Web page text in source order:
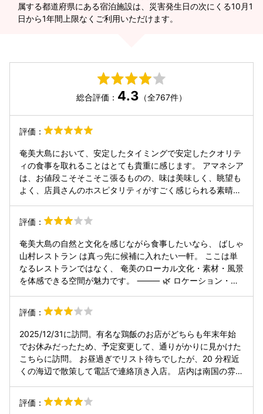
属する都道府県にある宿泊施設は、災害発生日の次にくる10月1
日から1年間上限なくご利用いただけます。
総合評価： 4.3 （全767件）
評価：
奄美大島において、安定したタイミングで安定したクオリテ
ィの食事を取れることはとても貴重に感じます。 アマネシア
は、お値段こそそこそこ張るものの、味は美味しく、眺望も
よく、店員さんのホスピタリティがすごく感じられる素晴ら
豚骨というものが独特の旨味(黒糖で煮込んである？？)があ
ってハマりそうです。 角煮丼も美味しかったです。 隣には
充実したお土産屋さんがあるので、奄美大島へ行ったらとり
あえず寄ってみて間違いない場所だと感じました。
評価：
奄美大島の自然と文化を感じながら食事したいなら、 ばしゃ
山村レストラン は真っ先に候補に入れたい一軒。 ここは単
なるレストランではなく、 奄美のローカル文化・素材・風景
を体感できる空間が魅力です。 ⸻ 🌿 ロケーション・雰
「ばしゃ山村」は、 自然の中でのんびり過ごせる複合施設の
一角。 レストランもその空気を一部始終感じられるつくり
で、 木のぬくもりと水のせせらぎのBGMが心地よい。 外の
テラス席や窓際席なら、 奄美の緑を眺めながらゆったり食事
ができるのが嬉しいポイント。 ただ食べるだけじゃなく、
“奄美の空気の中で過ごす時間”を味わえるレストランです。
⸻ 🍽 料理・味の印象 メニューは、 奄美の素材をふんだ
プ。 例えば… 🥢 鶏飯（けいはん） 鶏だしがしっかり出てい
評価：
2025/12/31に訪問。有名な鶏飯のお店がどちらも年末年始
でお休みだったため、予定変更して、通りがかりに見かけた
こちらに訪問。 お昼過ぎでリスト待ちでしたが、20 分程近
くの海辺で散策して電話で連絡頂き入店。 店内は南国の雰囲
ることも可能。 鶏飯はおひつのご飯と出汁のスープがおかわ
り自由。お米の上に、鳥肉、卵焼き、漬物などを自分の好み
評価：